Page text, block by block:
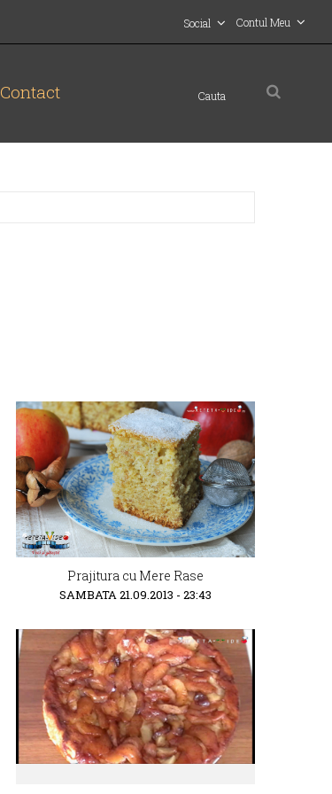
Contul Meu
Social
Contact
Prajitura cu Mere Rase
SAMBATA 21.09.2013 - 23:43